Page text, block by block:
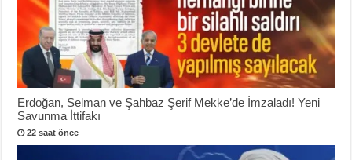
Erdoğan, Selman ve Şahbaz Şerif Mekke’de İmzaladı! Yeni
Savunma İttifakı
22 saat önce